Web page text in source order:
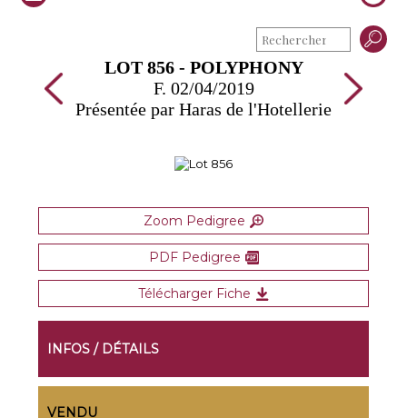
LOT 856 - POLYPHONY
F. 02/04/2019
Présentée par Haras de l'Hotellerie
Zoom Pedigree
PDF Pedigree
Télécharger Fiche
INFOS / DÉTAILS
VENDU